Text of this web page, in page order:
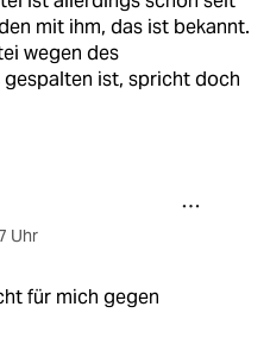
mit ihm, das ist bekannt.
wegen des
gespalten ist, spricht doch
Uhr
für mich gegen